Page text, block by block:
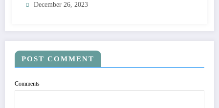
December 26, 2023
POST COMMENT
Comments